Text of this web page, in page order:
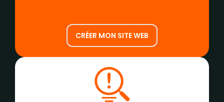
CRÉER MON SITE WEB